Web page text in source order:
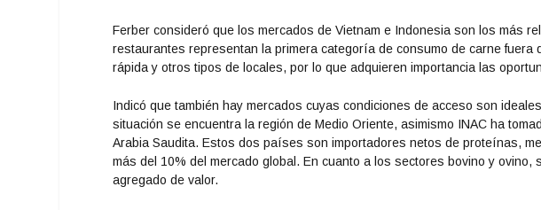
Ferber consideró que los mercados de Vietnam e Indonesia son los más
restaurantes representan la primera categoría de consumo de carne fuera
rápida y otros tipos de locales, por lo que adquieren importancia las
Indicó que también hay mercados cuyas condiciones de acceso son
situación se encuentra la región de Medio Oriente, asimismo INAC ha
Arabia Saudita. Estos dos países son importadores netos de proteínas,
más del 10% del mercado global. En cuanto a los sectores bovino y
agregado de valor.